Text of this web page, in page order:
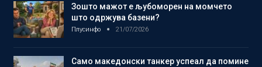
Зошто мажот е љубоморен на момчето
што одржува базени?
Плусинфо 21/07/2026
Само македонски танкер успеал да помине